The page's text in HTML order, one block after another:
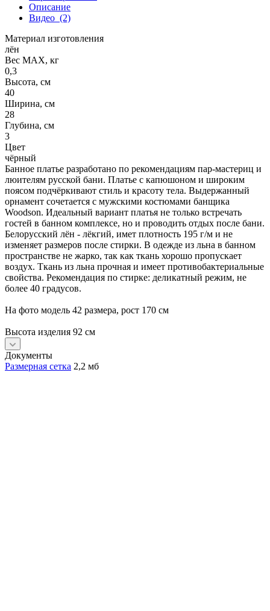
Описание
Видео (2)
Материал изготовления
лён
Вес МАХ, кг
0,3
Высота, см
40
Ширина, см
28
Глубина, см
3
Цвет
чёрный
Банное платье разработано по рекомендациям пар-мастериц и
люителям русской бани. Платье с капюшоном и широким
поясом подчёркивают стиль и красоту тела. Выдержанный
орнамент сочетается с мужскими костюмами банщика
Woodson. Идеальный вариант платья не только встречать
гостей в банном комплексе, но и проводить отдых после бани.
Белорусский лён - лёкгий, имет плотность 195 г/м и не
изменяет размеров после стирки. В одежде из льна в банном
пространстве не жарко, так как ткань хорошо пропускает
воздух. Ткань из льна прочная и имеет противобактериальные
свойства. Рекомендация по стирке: деликатный режим, не
более 40 градусов.
На фото модель 42 размера, рост 170 см
Высота изделия 92 см
Документы
Размерная сетка 2,2 мб